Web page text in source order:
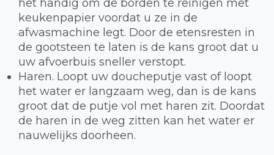
het handig om de borden te reinigen met
keukenpapier voordat u ze in de
afwasmachine legt. Door de etensresten in
de gootsteen te laten is de kans groot dat u
uw afvoerbuis sneller verstopt.
Haren. Loopt uw doucheputje vast of loopt
het water er langzaam weg, dan is de kans
groot dat de putje vol met haren zit. Doordat
de haren in de weg zitten kan het water er
nauwelijks doorheen.